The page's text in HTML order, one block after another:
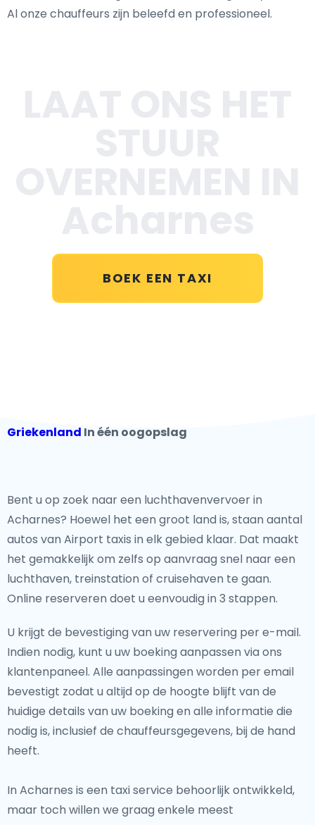
Al onze chauffeurs zijn beleefd en professioneel.
BOEK EEN TAXI
Griekenland In één oogopslag
Bent u op zoek naar een luchthavenvervoer in
Acharnes? Hoewel het een groot land is, staan aantal
autos van Airport taxis in elk gebied klaar. Dat maakt
het gemakkelijk om zelfs op aanvraag snel naar een
luchthaven, treinstation of cruisehaven te gaan.
Online reserveren doet u eenvoudig in 3 stappen.
U krijgt de bevestiging van uw reservering per e-mail.
Indien nodig, kunt u uw boeking aanpassen via ons
klantenpaneel. Alle aanpassingen worden per email
bevestigt zodat u altijd op de hoogte blijft van de
huidige details van uw boeking en alle informatie die
nodig is, inclusief de chauffeursgegevens, bij de hand
heeft.
In Acharnes is een taxi service behoorlijk ontwikkeld,
maar toch willen we graag enkele meest